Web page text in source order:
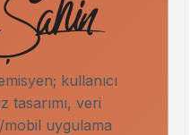
kullanıcı
tasarımı, veri
uygulama